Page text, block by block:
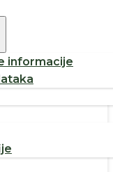
informacije